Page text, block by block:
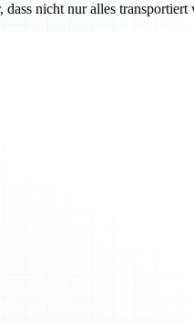
nicht nur alles transportiert